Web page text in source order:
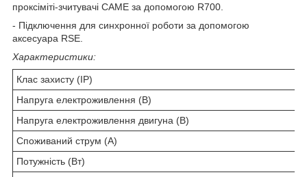
проксіміті-зчитувачі CAME за допомогою R700.
- Підключення для синхронної роботи за допомогою
аксесуара RSE.
Характеристики:
Клас захисту (IP)
Напруга електроживлення (В)
Напруга електроживлення двигуна (В)
Споживаний струм (А)
Потужність (Вт)